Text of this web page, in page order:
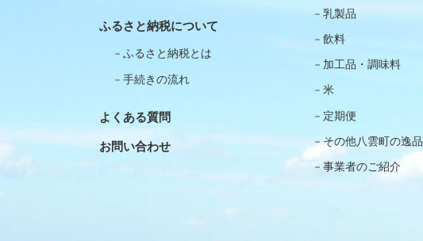
ふるさと納税について
ふるさと納税とは
手続きの流れ
よくある質問
お問い合わせ
乳製品
飲料
加工品・調味料
米
定期便
その他八雲町の逸品
事業者のご紹介